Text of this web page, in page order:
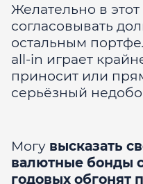
Желательно в
согласовывать
остальным
all-in играет
приносит или
серьёзный
Могу высказать
валютные бонды
годовых обгонят